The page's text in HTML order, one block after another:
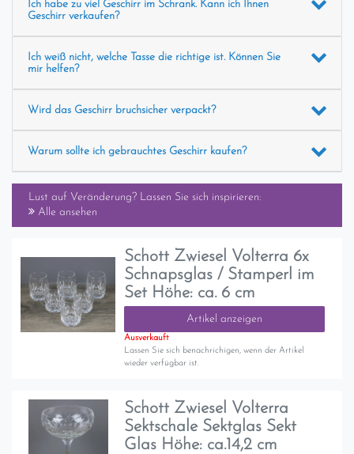
Ich habe zu viel Geschirr im Schrank. Kann ich Ihnen
Geschirr verkaufen?
Ich weiß nicht, welche Tasse die richtige ist. Können Sie
mir helfen?
Wird das Geschirr bruchsicher verpackt?
Warum sollte ich gebrauchtes Geschirr kaufen?
Lust auf Veränderung? Lassen Sie sich inspirieren:
Alle ansehen
Schott Zwiesel Volterra 6x
Schnapsglas / Stamperl im
Set Höhe: ca. 6 cm
Artikel anzeigen
Ausverkauft
Lassen Sie sich benachrichigen, wenn der Artikel
wieder verfügbar ist.
Schott Zwiesel Volterra
Sektschale Sektglas Sekt
Glas Höhe: ca.14,2 cm